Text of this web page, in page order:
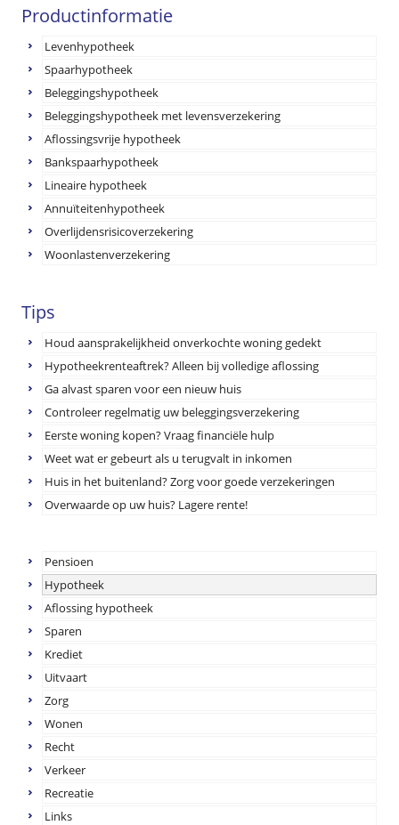
Productinformatie
Levenhypotheek
Spaarhypotheek
Beleggingshypotheek
Beleggingshypotheek met levensverzekering
Aflossingsvrije hypotheek
Bankspaarhypotheek
Lineaire hypotheek
Annuïteitenhypotheek
Overlijdensrisicoverzekering
Woonlastenverzekering
Tips
Houd aansprakelijkheid onverkochte woning gedekt
Hypotheekrenteaftrek? Alleen bij volledige aflossing
Ga alvast sparen voor een nieuw huis
Controleer regelmatig uw beleggingsverzekering
Eerste woning kopen? Vraag financiële hulp
Weet wat er gebeurt als u terugvalt in inkomen
Huis in het buitenland? Zorg voor goede verzekeringen
Overwaarde op uw huis? Lagere rente!
Pensioen
Hypotheek
Aflossing hypotheek
Sparen
Krediet
Uitvaart
Zorg
Wonen
Recht
Verkeer
Recreatie
Links